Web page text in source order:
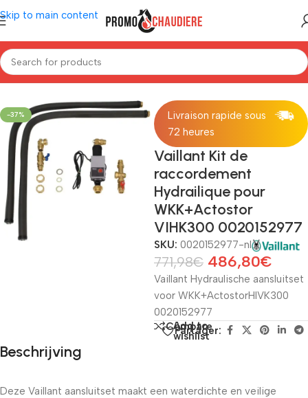
Skip to main content
Home/Ketels/Vaillant/Reserveonderdelen Vaillant
-37%
Livraison rapide sous
72 heures
Vaillant Kit de
raccordement
Hydrailique pour
WKK+Actostor
VIHK300 0020152977
SKU: 0020152977-nl
771,98€ 486,80€
Vaillant Hydraulische aansluitset
voor WKK+ActostorHIVK300
0020152977
Compare
Add to
wishlist
Partager:
Beschrijving
Deze Vaillant aansluitset maakt een waterdichte en veilige